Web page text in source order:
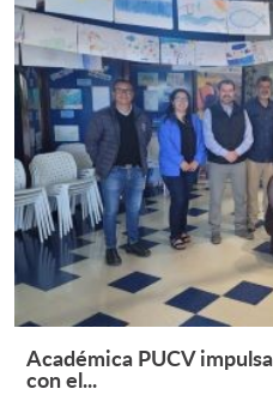
Académica PUCV
con el...